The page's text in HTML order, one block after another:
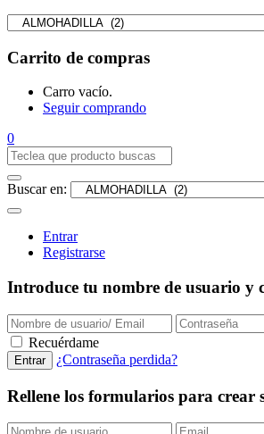
Carrito de compras
Carro vacío.
Seguir comprando
0
Buscar en:
Entrar
Registrarse
Introduce tu nombre de usuario y
Recuérdame
¿Contraseña perdida?
Rellene los formularios para crear